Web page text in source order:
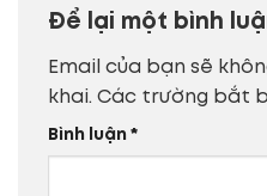
Để lại một bình
Email của bạn sẽ
khai. Các trường bắt
Bình luận *